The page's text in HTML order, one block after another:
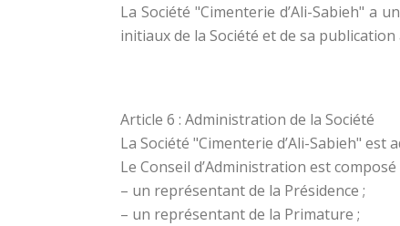
La Société "Cimenterie d’Ali-Sabieh"
initiaux de la Société et de sa
Article 6 : Administration de la Société
La Société "Cimenterie d’Ali-Sabieh"
Le Conseil d’Administration est
– un représentant de la Présidence ;
– un représentant de la Primature ;